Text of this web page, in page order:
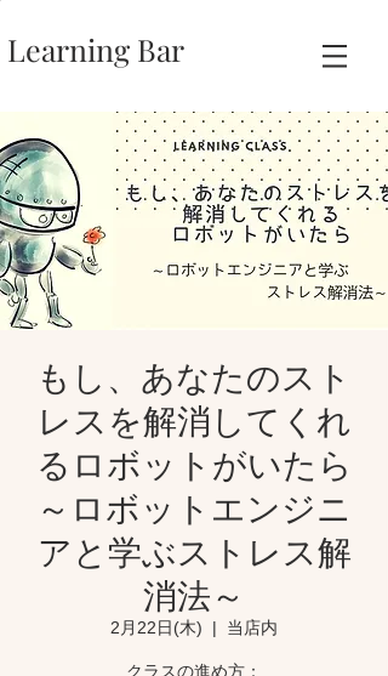
Learning Bar
もし、あなたのスト
レスを解消してくれ
るロボットがいたら
～ロボットエンジニ
アと学ぶストレス解
消法～
2月22日(木)
  |
当店内
クラスの進め方：